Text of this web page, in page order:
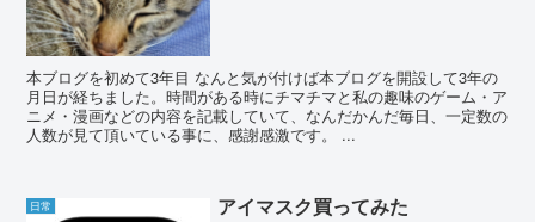
本ブログを初めて3年目 なんと気が付けば本ブログを開設して3年の
月日が経ちました。時間がある時にチマチマと私の趣味のゲーム・ア
ニメ・漫画などの内容を記載していて、なんだかんだ毎日、一定数の
人数が見て頂いている事に、感謝感激です。 ...
日常 アイマスク買ってみた